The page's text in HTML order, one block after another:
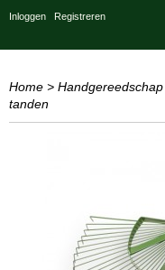
Inloggen Registreren
Home > Handgereedschap
tanden